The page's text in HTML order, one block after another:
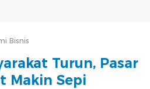
Bisnis
Turun, Pasar
Makin Sepi